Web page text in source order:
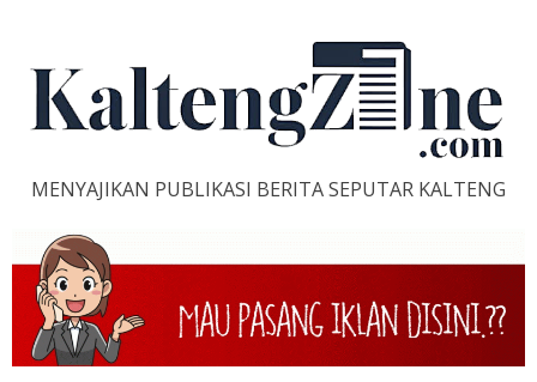
content
MENYAJIKAN PUBLIKASI BERITA SEPUTAR KALTENG